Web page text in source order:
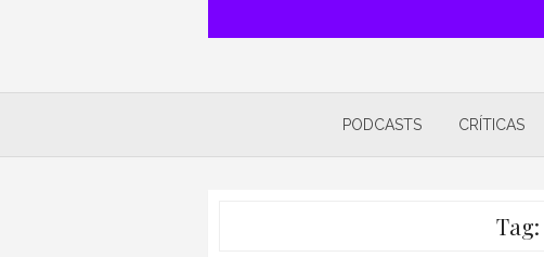
PODCASTS CRÍTICAS
Tag: